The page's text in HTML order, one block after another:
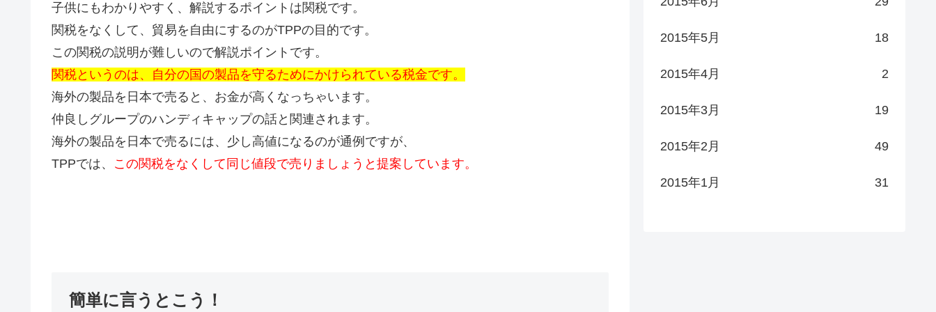
子供にもわかりやすく、解説するポイントは関税です。
関税をなくして、貿易を自由にするのがTPPの目的です。
この関税の説明が難しいので解説ポイントです。
関税というのは、自分の国の製品を守るためにかけられている税金です。
海外の製品を日本で売ると、お金が高くなっちゃいます。
仲良しグループのハンディキャップの話と関連されます。
海外の製品を日本で売るには、少し高値になるのが通例ですが、
TPPでは、 この関税をなくして同じ値段で売りましょうと提案しています。
簡単に言うとこう！
2015年5月 18
2015年4月 2
2015年3月 19
2015年2月 49
2015年1月 31